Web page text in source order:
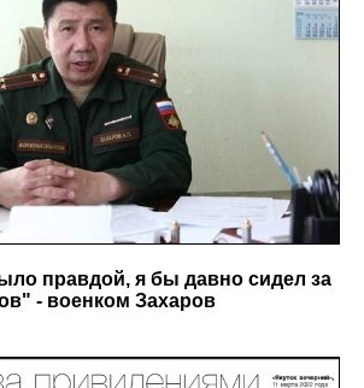
правдой, я бы давно сидел за
- военком Захаров